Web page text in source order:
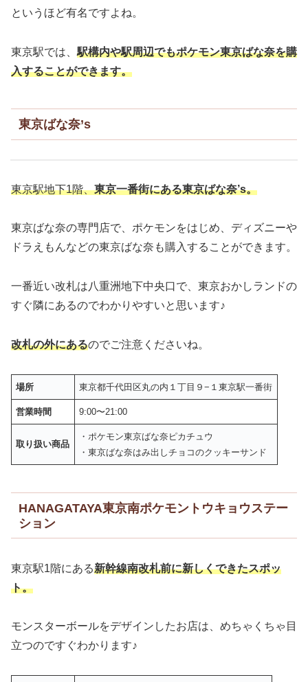
というほど有名ですよね。
東京駅では、 駅構内や駅周辺でもポケモン東京ばな奈を購
入することができます。
東京ばな奈’s
東京駅地下1階、東京一番街にある東京ばな奈’s。
東京ばな奈の専門店で、ポケモンをはじめ、ディズニーや
ドラえもんなどの東京ばな奈も購入することができます。
一番近い改札は八重洲地下中央口で、東京おかしランドの
すぐ隣にあるのでわかりやすいと思います♪
改札の外にあるのでご注意くださいね。
場所 東京都千代田区丸の内１丁目９−１東京駅一番街
営業時間 9:00〜21:00
取り扱い商品
・ポケモン東京ばな奈ピカチュウ
・東京ばな奈はみ出しチョコのクッキーサンド
HANAGATAYA東京南ポケモントウキョウステー
ション
東京駅1階にある新幹線南改札前に新しくできたスポッ
ト。
モンスターボールをデザインしたお店は、めちゃくちゃ目
立つのですぐわかります♪